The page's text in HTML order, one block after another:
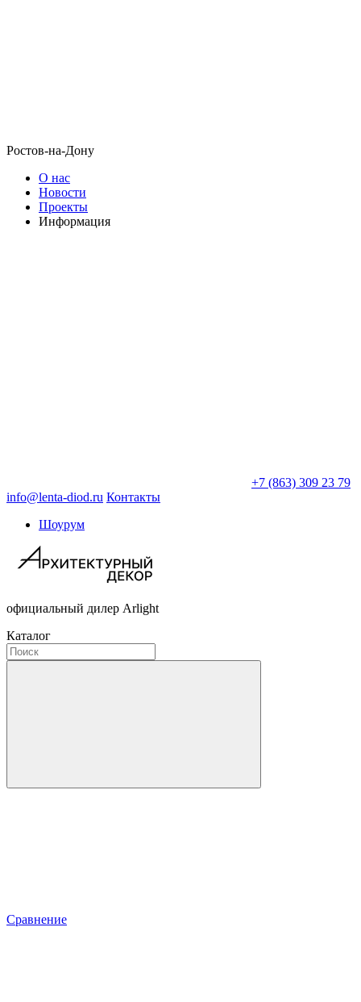
Ростов-на-Дону
О нас
Новости
Проекты
Информация
+7 (863) 309 23 79
info@lenta-diod.ru Контакты
Шоурум
официальный дилер Arlight
Каталог
Сравнение